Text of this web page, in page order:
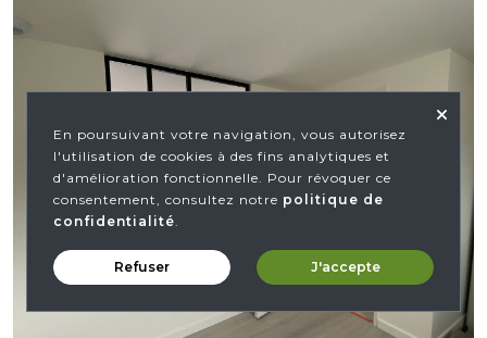
En poursuivant votre navigation, vous autorisez
l'utilisation de cookies à des fins analytiques et
d'amélioration fonctionnelle. Pour révoquer ce
consentement, consultez notre politique de
confidentialité.
Refuser J'accepte